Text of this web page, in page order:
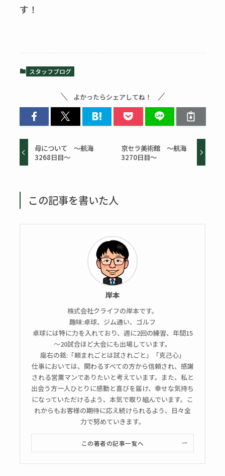
す！
スタッフブログ
よかったらシェアしてね！
母について ～航海
3268日目～
京セラ美術館 ～航海
3270日目～
この記事を書いた人
岸本
株式会社クライフの岸本です。
趣味:卓球、ジム通い、ゴルフ
卓球には特に力を入れており、週に2回の練習、年間15
～20試合ほど大会にも出場しています。
座右の銘:「頼まれごとは試されごと」「克己心」
仕事においては、関わるすべての方から信頼され、感謝
される営業マンでありたいと考えています。また、私と
出会う方一人ひとりに感動と喜びを届け、幸せな気持ち
になっていただけるよう、本気で取り組んでいます。こ
れからもお客様の期待に応え続けられるよう、日々全
力で努めていきます。
この著者の記事一覧へ